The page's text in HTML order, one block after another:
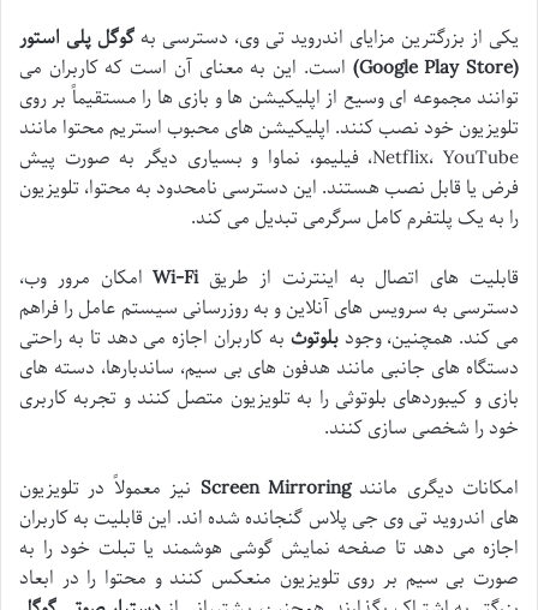
یکی از بزرگترین مزایای اندروید تی وی، دسترسی بهگوگل پلی استور
(Google Play Store)
است. این به معنای آن است که کاربران می
توانند مجموعه ای وسیع از اپلیکیشن ها و بازی ها را مستقیماً بر روی
تلویزیون خود نصب کنند. اپلیکیشن های محبوب استریم محتوا مانند
Netflix، YouTube، فیلیمو، نماوا و بسیاری دیگر به صورت پیش
فرض یا قابل نصب هستند. این دسترسی نامحدود به محتوا، تلویزیون
را به یک پلتفرم کامل سرگرمی تبدیل می کند.
قابلیت های اتصال به اینترنت از طریقWi-Fiامکان مرور وب،
دسترسی به سرویس های آنلاین و به روزرسانی سیستم عامل را فراهم
می کند. همچنین، وجودبلوتوث به کاربران اجازه می دهد تا به راحتی
دستگاه های جانبی مانند هدفون های بی سیم، ساندبارها، دسته های
بازی و کیبوردهای بلوتوثی را به تلویزیون متصل کنند و تجربه کاربری
خود را شخصی سازی کنند.
امکانات دیگری مانندScreen Mirroring نیز معمولاً در تلویزیون
های اندروید تی وی جی پلاس گنجانده شده اند. این قابلیت به کاربران
اجازه می دهد تا صفحه نمایش گوشی هوشمند یا تبلت خود را به
صورت بی سیم بر روی تلویزیون منعکس کنند و محتوا را در ابعاد